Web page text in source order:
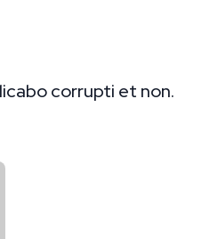
corrupti et non.